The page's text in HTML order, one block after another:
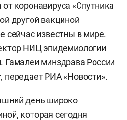
коронавируса «Спутника
другой вакциной
сейчас известны в мире.
НИЦ эпидемиологии
Гамалеи минздрава России
, передаетРИА «Новости».
день широко
которая сегодня